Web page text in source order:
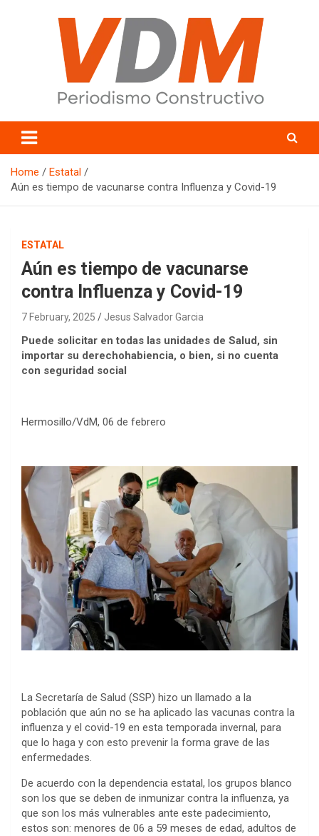
valledelmayo.com
Home
Estatal
Aún es tiempo de vacunarse contra Influenza y Covid-19
ESTATAL
Aún es tiempo de vacunarse
contra Influenza y Covid-19
7 February, 2025 Jesus Salvador Garcia
Puede solicitar en todas las unidades de Salud, sin
importar su derechohabiencia, o bien, si no cuenta
con seguridad social
Hermosillo/VdM, 06 de febrero
La Secretaría de Salud (SSP) hizo un llamado a la
población que aún no se ha aplicado las vacunas contra la
influenza y el covid-19 en esta temporada invernal, para
que lo haga y con esto prevenir la forma grave de las
enfermedades.
De acuerdo con la dependencia estatal, los grupos blanco
son los que se deben de inmunizar contra la influenza, ya
que son los más vulnerables ante este padecimiento,
estos son: menores de 06 a 59 meses de edad, adultos de